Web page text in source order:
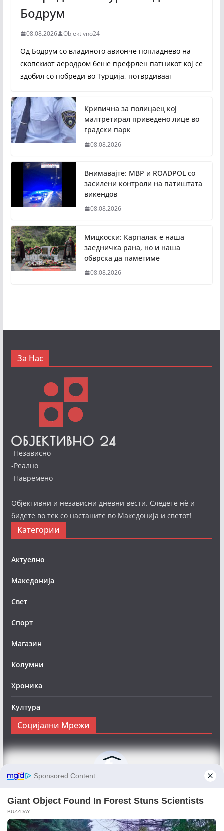
Бодрум
08.08.2026 Objektivno24
Од Бодрум со владиното авионче попладнево на
скопскиот аеродром беше префрлен патникот кој се
здобил со побреди во Турција, потврдиваат
Кривична за полицаец кој
малтретирал приведено лице во
градски парк
08.08.2026
Внимавајте: МВР и ROADPOL со
засилени контроли на патиштата
викендов
08.08.2026
Мицкоски: Карпалак е наша
заедничка рана, но и наша
обврска да паметиме
08.08.2026
За Нас
-Независно
-Реално
-Навремено
Објективни и независни дневни вести. Следете нè и
бидете во тек со настаните во Македонија и светот!
Категории
Актуелно
Македонија
Свет
Спорт
Магазин
Колумни
Хроника
Култура
Социјални Мрежи
Следете нè на Фејсбук за да сте во тек со најновите